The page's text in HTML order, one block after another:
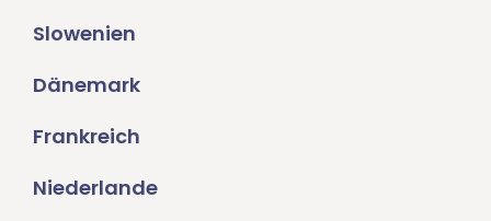
Slowenien
Dänemark
Frankreich
Niederlande